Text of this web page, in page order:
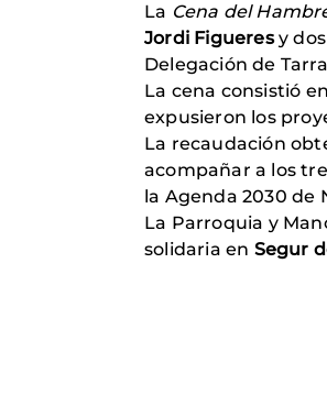
La Cena del
Jordi Figueresy
Delegación de
La cena consistió
expusieron los
La recaudación
acompañar a los
la Agenda 2030 de
La Parroquia y
solidaria en Segur